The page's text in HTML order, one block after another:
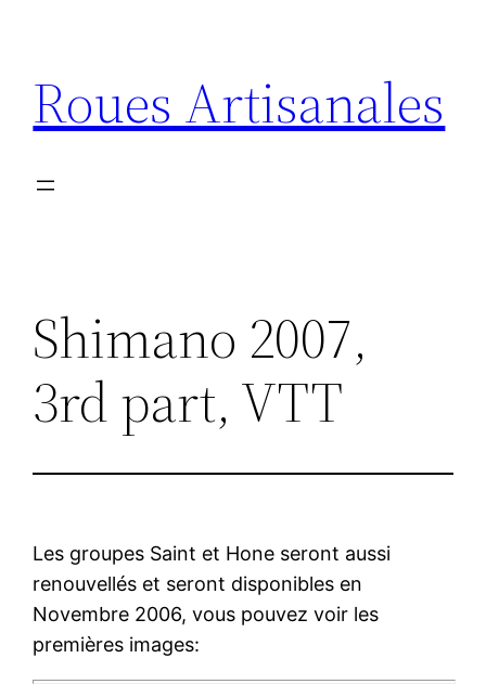
contenu
Roues Artisanales
Shimano 2007,
3rd part, VTT
Les groupes Saint et Hone seront aussi
renouvellés et seront disponibles en
Novembre 2006, vous pouvez voir les
premières images: